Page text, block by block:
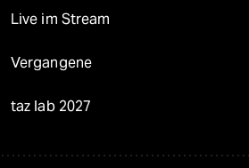
Live im Stream
Vergangene
taz lab 2027